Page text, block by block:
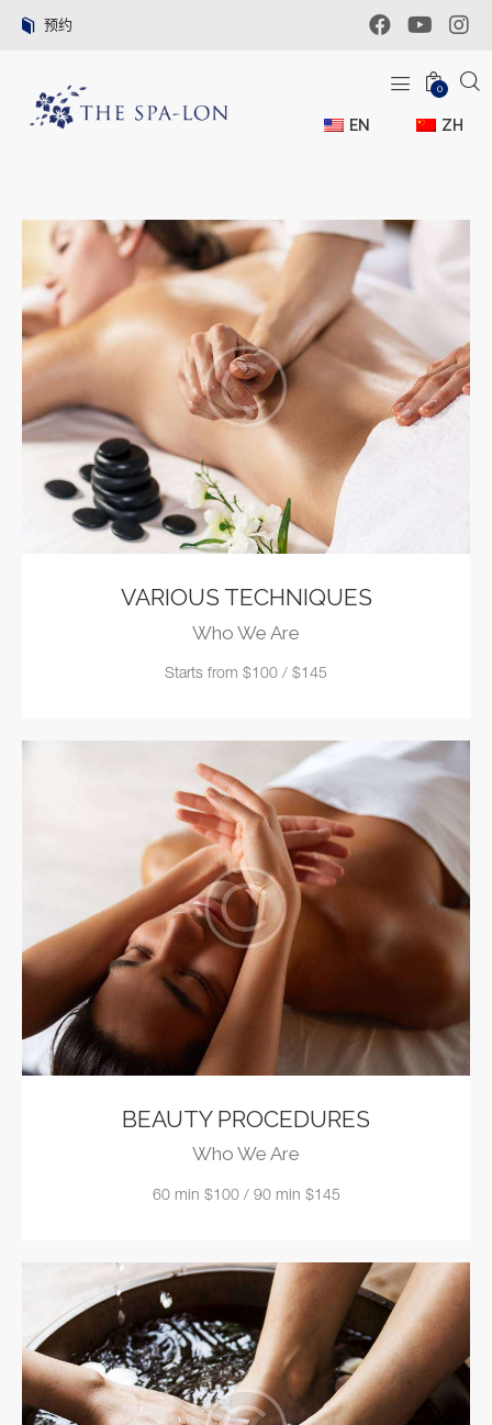
预约
0
EN ZH
VARIOUS TECHNIQUES
Who We Are
Starts from $100 / $145
BEAUTY PROCEDURES
Who We Are
60 min $100 / 90 min $145